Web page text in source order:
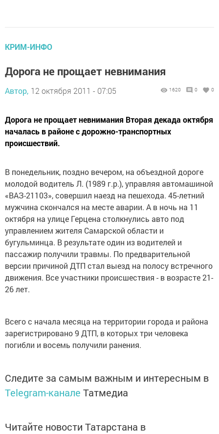
КРИМ-ИНФО
Дорога не прощает невнимания
Автор, 12 октября 2011 - 07:05 1620 0 0
Дорога не прощает невнимания Вторая декада октября
началась в районе с дорожно-транспортных
происшествий.
В понедельник, поздно вечером, на объездной дороге
молодой водитель Л. (1989 г.р.), управляя автомашиной
«ВАЗ-21103», совершил наезд на пешехода. 45-летний
мужчина скончался на месте аварии. А в ночь на 11
октября на улице Герцена столкнулись авто под
управлением жителя Самарской области и
бугульминца. В результате один из водителей и
пассажир получили травмы. По предварительной
версии причиной ДТП стал выезд на полосу встречного
движения. Все участники происшествия - в возрасте 21-
26 лет.
Всего с начала месяца на территории города и района
зарегистрировано 9 ДТП, в которых три человека
погибли и восемь получили ранения.
Следите за самым важным и интересным в
Telegram-канале Татмедиа
Читайте новости Татарстана в